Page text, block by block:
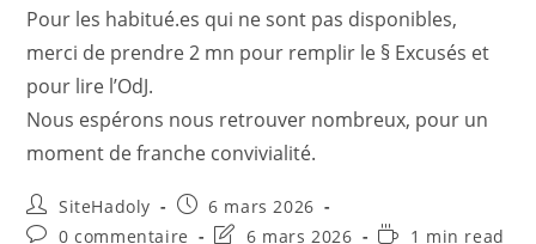
Pour les habitué.es qui ne sont pas disponibles,
merci de prendre 2 mn pour remplir le § Excusés et
pour lire l’OdJ.
Nous espérons nous retrouver nombreux, pour un
moment de franche convivialité.
Auteur/autrice
de
SiteHadoly
Publication
publiée :
6 mars 2026
Commentaires
0 commentaire
Dernière
6 mars 2026
Temps1 min read